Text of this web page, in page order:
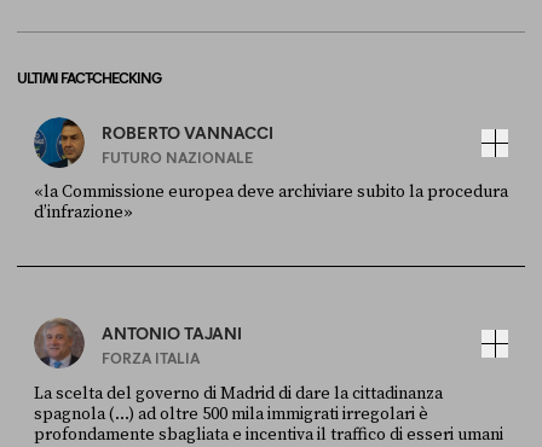
ULTIMI FACT-CHECKING
ROBERTO VANNACCI
FUTURO NAZIONALE
«la Commissione europea deve archiviare subito la procedura
d’infrazione»
ANTONIO TAJANI
FORZA ITALIA
La scelta del governo di Madrid di dare la cittadinanza
spagnola (...) ad oltre 500 mila immigrati irregolari è
profondamente sbagliata e incentiva il traffico di esseri umani